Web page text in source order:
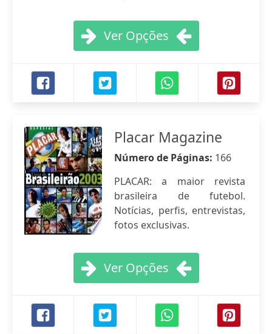
Ver Opções
Placar Magazine
Número de Páginas: 166
PLACAR: a maior revista
brasileira de futebol.
Notícias, perfis, entrevistas,
fotos exclusivas.
Ver Opções